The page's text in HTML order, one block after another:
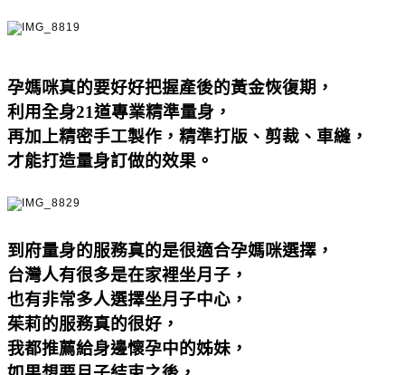
孕媽咪真的要好好把握產後的黃金恢復期，
利用全身21道專業精準量身，
再加上精密手工製作，精準打版、剪裁、車縫，
才能打造量身訂做的效果。
到府量身的服務真的是很適合孕媽咪選擇，
台灣人有很多是在家裡坐月子，
也有非常多人選擇坐月子中心，
茱莉的服務真的很好，
我都推薦給身邊懷孕中的姊妹，